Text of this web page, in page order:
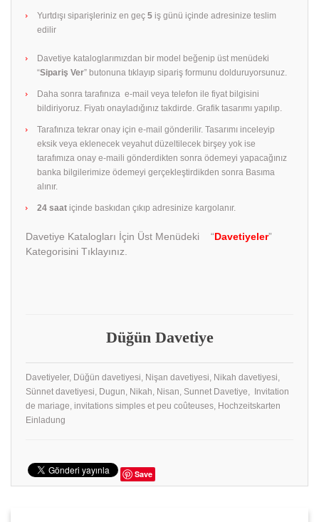
Yurtdışı siparişleriniz en geç 5 iş günü içinde adresinize teslim
edilir
Davetiye kataloglarımızdan bir model beğenip üst menüdeki
“Sipariş Ver” butonuna tıklayıp sipariş formunu dolduruyorsunuz.
Daha sonra tarafınıza e-mail veya telefon ile fiyat bilgisini
bildiriyoruz. Fiyatı onayladığınız takdirde. Grafik tasarımı yapılıp.
Tarafınıza tekrar onay için e-mail gönderilir. Tasarımı inceleyip
eksik veya eklenecek veyahut düzeltilecek birşey yok ise
tarafımıza onay e-maili gönderdikten sonra ödemeyi yapacağınız
banka bilgilerimize ödemeyi gerçekleştirdikden sonra Basıma
alınır.
24 saat içinde baskıdan çıkıp adresinize kargolanır.
Davetiye Katalogları İçin Üst Menüdeki “Davetiyeler”
Kategorisini Tıklayınız.
Düğün Davetiye
Davetiyeler, Düğün davetiyesi, Nişan davetiyesi, Nikah davetiyesi,
Sünnet davetiyesi, Dugun, Nikah, Nisan, Sunnet Davetiye, Invitation
de mariage, invitations simples et peu coûteuses, Hochzeitskarten
Einladung
Save